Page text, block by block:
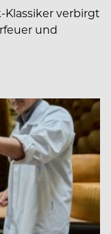
verbirgt
und